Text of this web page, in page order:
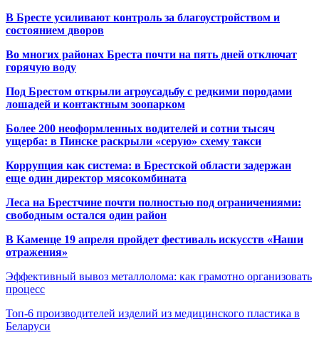
В Бресте усиливают контроль за благоустройством и
состоянием дворов
Во многих районах Бреста почти на пять дней отключат
горячую воду
Под Брестом открыли агроусадьбу с редкими породами
лошадей и контактным зоопарком
Более 200 неоформленных водителей и сотни тысяч
ущерба: в Пинске раскрыли «серую» схему такси
Коррупция как система: в Брестской области задержан
еще один директор мясокомбината
Леса на Брестчине почти полностью под ограничениями:
свободным остался один район
В Каменце 19 апреля пройдет фестиваль искусств «Наши
отражения»
Эффективный вывоз металлолома: как грамотно организовать
процесс
Топ-6 производителей изделий из медицинского пластика в
Беларуси